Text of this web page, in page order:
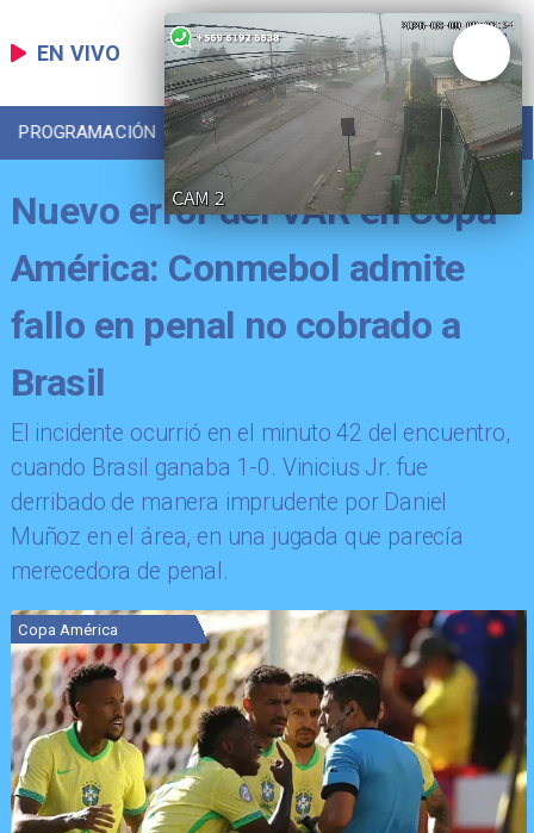
EN VIVO
PROGRAMACIÓN LOCAL DEPORTES
Nuevo error del VAR en Copa
América: Conmebol admite
fallo en penal no cobrado a
Brasil
​El incidente ocurrió en el minuto 42 del encuentro,
cuando Brasil ganaba 1-0. Vinicius Jr. fue
derribado de manera imprudente por Daniel
Muñoz en el área, en una jugada que parecía
merecedora de penal.
Copa América